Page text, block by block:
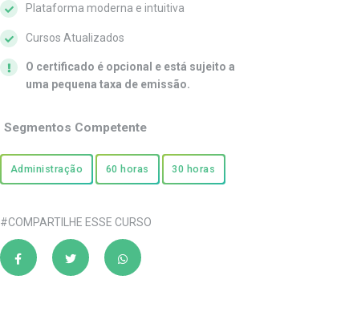
Plataforma moderna e intuitiva
Cursos Atualizados
O certificado é opcional e está sujeito a
uma pequena taxa de emissão.
Segmentos Competente
Administração 60 horas 30 horas
#COMPARTILHE ESSE CURSO